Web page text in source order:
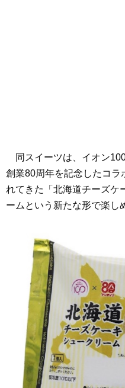
同スイーツは、イオン
創業80周年を記念したコラ
れてきた「北海道チーズケ
ームという新たな形で楽し